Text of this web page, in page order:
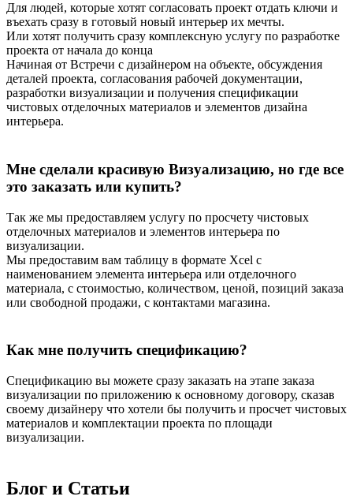
Для людей, которые хотят согласовать проект отдать ключи и
въехать сразу в готовый новый интерьер их мечты.
Или хотят получить сразу комплексную услугу по разработке
проекта от начала до конца
Начиная от Встречи с дизайнером на объекте, обсуждения
деталей проекта, согласования рабочей документации,
разработки визуализации и получения спецификации
чистовых отделочных материалов и элементов дизайна
интерьера.
Мне сделали красивую Визуализацию, но где все
это заказать или купить?
Так же мы предоставляем услугу по просчету чистовых
отделочных материалов и элементов интерьера по
визуализации.
Мы предоставим вам таблицу в формате Xcel с
наименованием элемента интерьера или отделочного
материала, с стоимостью, количеством, ценой, позиций заказа
или свободной продажи, с контактами магазина.
Как мне получить спецификацию?
Спецификацию вы можете сразу заказать на этапе заказа
визуализации по приложению к основному договору, сказав
своему дизайнеру что хотели бы получить и просчет чистовых
материалов и комплектации проекта по площади
визуализации.
Блог и Статьи